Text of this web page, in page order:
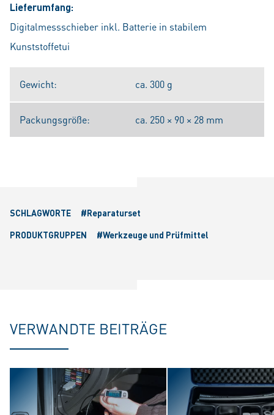
Lieferumfang:
Digitalmessschieber inkl. Batterie in stabilem
Kunststoffetui
Gewicht: ca. 300 g
Packungsgröße: ca. 250 × 90 × 28 mm
SCHLAGWORTE
#Reparaturset
PRODUKTGRUPPEN
#Werkzeuge und Prüfmittel
VERWANDTE BEITRÄGE